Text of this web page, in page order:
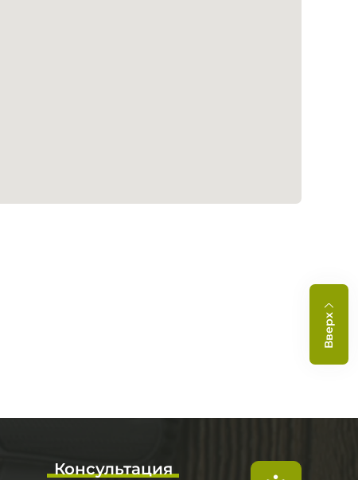
Вверх
Консультация